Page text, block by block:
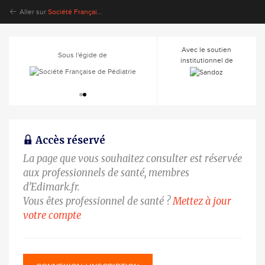
Aller sur Société Française d'Endocrinologie et Diabétologie Pédiatrique
Sous l'égide de
Sous l'égide de
Avec le soutien
institutionnel de
Accès réservé
La page que vous souhaitez consulter est réservée
aux professionnels de santé, membres
d’Edimark.fr.
Vous êtes professionnel de santé ?Mettez à jour
votre compte